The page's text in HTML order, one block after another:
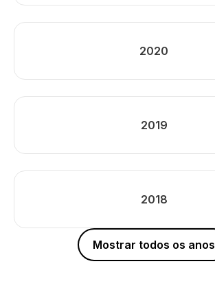
2020
2019
2018
Mostrar todos os anos